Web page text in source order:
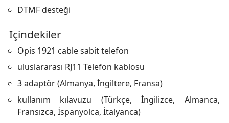
DTMF desteği
Içindekiler
Opis 1921 cable sabit telefon
uluslararası RJ11 Telefon kablosu
3 adaptör (Almanya, İngiltere, Fransa)
kullanım kılavuzu (Türkçe, İngilizce, Almanca,
Fransızca, İspanyolca, İtalyanca)